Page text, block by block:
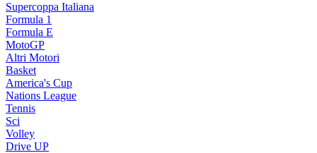
Supercoppa Italiana
Formula 1
Formula E
MotoGP
Altri Motori
Basket
America's Cup
Nations League
Tennis
Sci
Volley
Drive UP